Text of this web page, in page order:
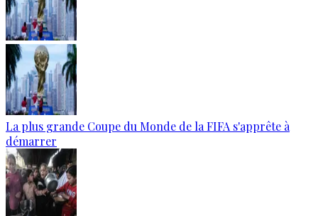
La plus grande Coupe du Monde de la FIFA s'apprête à
démarrer